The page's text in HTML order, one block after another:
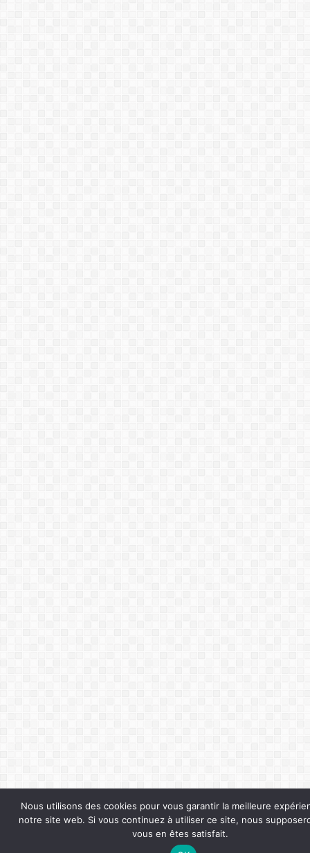
Nous utilisons des cookies pour vous garantir la meilleure
notre site web. Si vous continuez à utiliser ce site, nous
vous en êtes satisfait.